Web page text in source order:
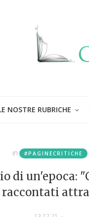
NOSTRE RUBRICHE
in #PAGINECRITICHE
di un'epoca: